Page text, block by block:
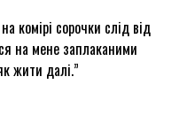
комірі сорочки слід від
на мене заплаканими
жити далі.”